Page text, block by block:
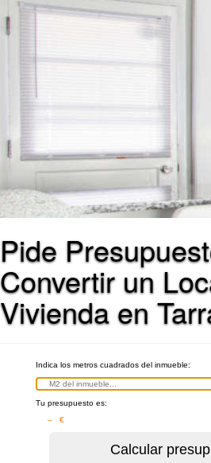
Pide
Convertir un
Vivienda en
Indica los metros cuadrados del inmueble:
Tu presupuesto es:
– €